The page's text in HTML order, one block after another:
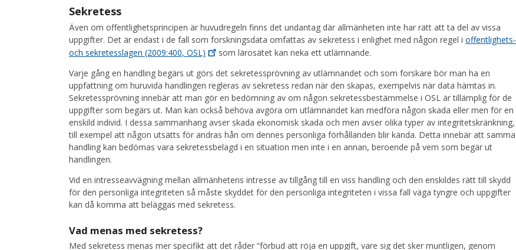
Sekretess
Även om offentlighetsprincipen är huvudregeln finns det undantag där allmänheten inte har rätt att ta del av vissa
uppgifter. Det är endast i de fall som forskningsdata omfattas av sekretess i enlighet med någon regel i offentlighets-
och sekretesslagen (2009:400, OSL)
som lärosätet kan neka ett utlämnande.
Varje gång en handling begärs ut görs det sekretessprövning av utlämnandet och som forskare bör man ha en
uppfattning om huruvida handlingen regleras av sekretess redan när den skapas, exempelvis när data hämtas in.
Sekretessprövning innebär att man gör en bedömning av om någon sekretessbestämmelse i OSL är tillämplig för de
uppgifter som begärs ut. Man kan också behöva avgöra om utlämnandet kan medföra någon skada eller men för en
enskild individ. I dessa sammanhang avser skada ekonomisk skada och men avser olika typer av integritetskränkning,
till exempel att någon utsätts för andras hån om dennes personliga förhållanden blir kända. Detta innebär att samma
handling kan bedömas vara sekretessbelagd i en situation men inte i en annan, beroende på vem som begär ut
handlingen.
Vid en intresseavvägning mellan allmänhetens intresse av tillgång till en viss handling och den enskildes rätt till skydd
för den personliga integriteten så måste skyddet för den personliga integriteten i vissa fall väga tyngre och uppgifter
kan då komma att beläggas med sekretess.
Vad menas med sekretess?
Med sekretess menas mer specifikt att det råder ”förbud att röja en uppgift, vare sig det sker muntligen, genom